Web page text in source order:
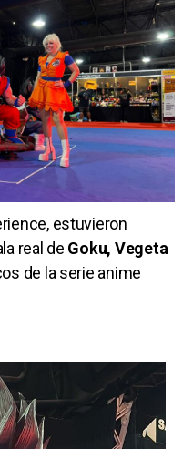
estuvieron
real de Goku, Vegeta
de la serie anime